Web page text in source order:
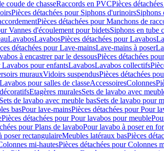
coude de chasseRaccords en PVCPièces
Pièces détachées pour Siphons d'urinoirsSiphons
Pièces détachées pour Manchons de
Vannes d'écoulement pour bidetsSiphons en tube
LavabosLavabosPièces détachées pour Lavabos
détachées pour Lave-mainsLave-mains à poser
à encastrer par le dessousPièces détachées
Lavabos pour enfantsLavabosLavabos collectifs
murauxVidoirs suspendusPièces détachées
pour salles de classeAccessoiresColonnes
Etagères muralesSets de lavabo avec
de lavabo avec meuble basSets de lavabo pour
basPour lave-mainsPièces détachées pour Pour
Pièces détachées pour Pour lavabos pour meuble
pour Plans de lavaboPour lavabo à poser en
poser rectangulaireMeubles latéraux basPièces
mi-hautesPièces détachées pour Colonnes